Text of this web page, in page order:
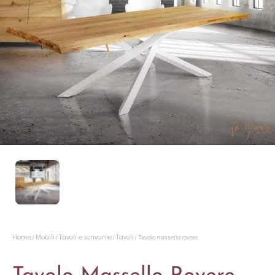
Home/ Mobili /Tavoli e scrivanie/Tavoli / Tavolo massello rovere